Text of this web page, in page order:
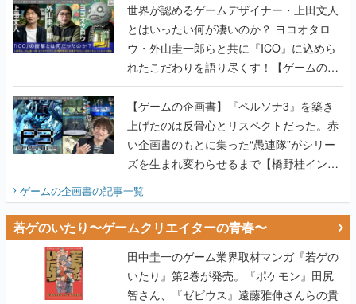
世界が認めるゲームデザイナー・上田文人
とはいったい何が凄いのか？ ヨコオタロ
ウ・外山圭一郎らと共に『ICO』に込めら
れたこだわりを語り尽くす！【ゲームの企
画書】
【ゲームの企画書】『ペルソナ3』を築き
上げたのは反骨心とリスペクトだった。赤
い企画書のもとに集った“愚連隊”がシリー
ズを生まれ変わらせるまで【橋野桂インタ
ゲームの企画書の記事一覧
若ゲのいたり〜ゲームクリエイターの青春〜
田中圭一のゲーム業界取材マンガ『若ゲの
いたり』第2巻が発売。『ポケモン』田尻
智さん、『ゼビウス』遠藤雅伸さんらの貴